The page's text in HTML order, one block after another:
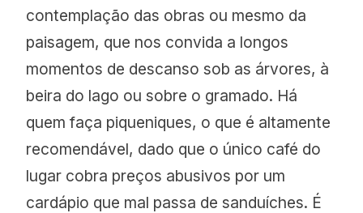
contemplação das obras ou mesmo da
paisagem, que nos convida a longos
momentos de descanso sob as árvores, à
beira do lago ou sobre o gramado. Há
quem faça piqueniques, o que é altamente
recomendável, dado que o único café do
lugar cobra preços abusivos por um
cardápio que mal passa de sanduíches. É